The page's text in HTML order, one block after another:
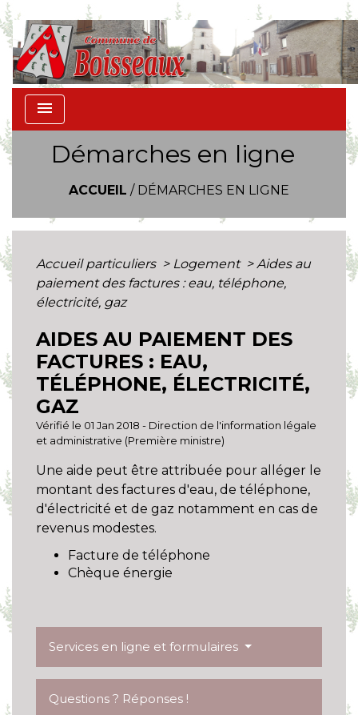
menu
Démarches en ligne
ACCUEIL / DÉMARCHES EN LIGNE
Accueil particuliers > Logement > Aides au
paiement des factures : eau, téléphone,
électricité, gaz
AIDES AU PAIEMENT DES
FACTURES : EAU,
TÉLÉPHONE, ÉLECTRICITÉ,
GAZ
Vérifié le 01 Jan 2018 - Direction de l'information légale
et administrative (Première ministre)
Une aide peut être attribuée pour alléger le
montant des factures d'eau, de téléphone,
d'électricité et de gaz notamment en cas de
revenus modestes.
Facture de téléphone
Chèque énergie
Services en ligne et formulaires
Questions ? Réponses !